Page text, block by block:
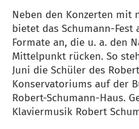
Neben den Konzerten mit
bietet das Schumann-Fest
Formate an, die u. a. den
Mittelpunkt rücken. So
Juni die Schüler des
Konservatoriums auf der
Robert-Schumann-Haus.
Klaviermusik Robert